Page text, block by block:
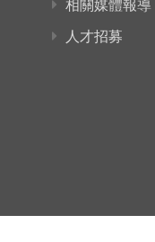
相關媒體報導
人才招募